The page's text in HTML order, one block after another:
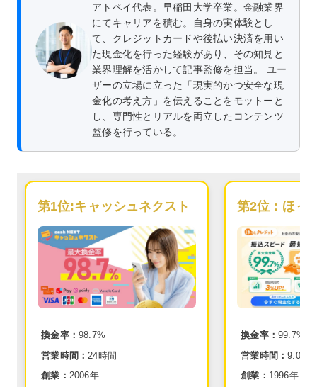
アトペイ代表。早稲田大学卒業。金融業界
にてキャリアを積む。自身の実体験とし
て、クレジットカードや後払い決済を用い
た現金化を行った経験があり、その知見と
業界理解を活かして記事監修を担当。 ユー
ザーの立場に立った「現実的かつ安全な現
金化の考え方」を伝えることをモットーと
し、専門性とリアルを両立したコンテンツ
監修を行っている。
第1位:キャッシュネクスト
換金率： 98.7%
営業時間： 24時間
創業： 2006年
第2位： ほっ
換金率： 99.7%
営業時間：
創業： 1996年